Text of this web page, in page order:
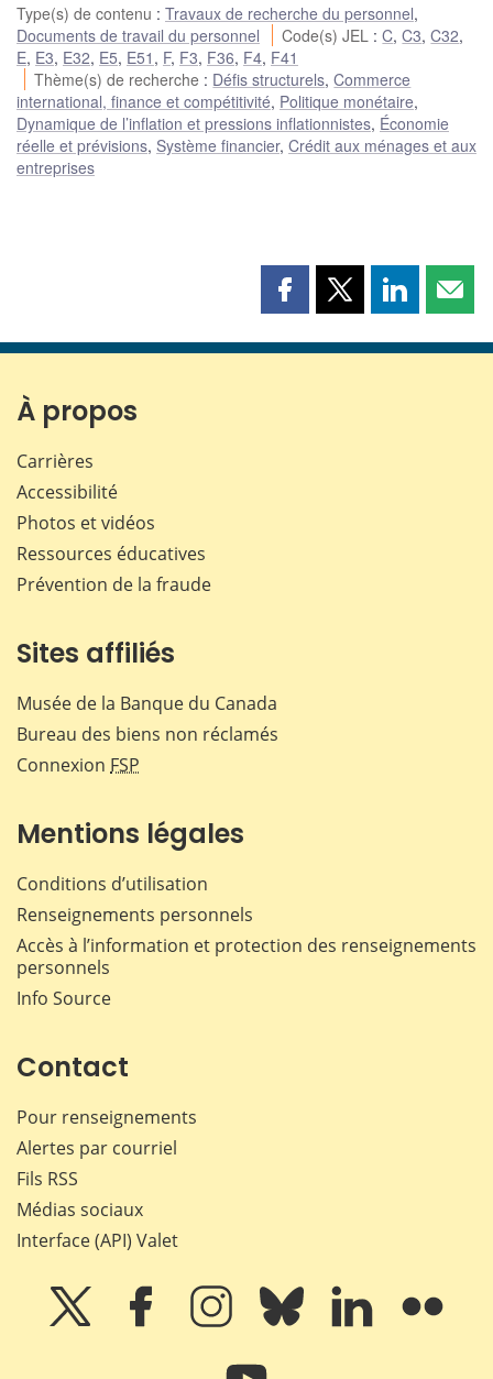
Type(s) de contenu : Travaux de recherche du personnel,
Documents de travail du personnel
Code(s) JEL :C,C3,C32,
E, E3, E32, E5, E51 , F, F3, F36, F4, F41
Thème(s) de recherche : Défis structurels,Commerce
international, finance et compétitivité, Politique monétaire,
Dynamique de l’inflation et pressions inflationnistes, Économie
réelle et prévisions, Système financier, Crédit aux ménages et aux
entreprises
Partager
page
Partager
page
Partager
page page
À propos
Carrières
Accessibilité
Photos et vidéos
Ressources éducatives
Prévention de la fraude
Sites affiliés
Musée de la Banque du Canada
Bureau des biens non réclamés
Connexion FSP
Mentions légales
Conditions d’utilisation
Renseignements personnels
Accès à l’information et protection des renseignements
personnels
Info Source
Contact
Pour renseignements
Alertes par courriel
Fils RSS
Médias sociaux
Interface (API) Valet